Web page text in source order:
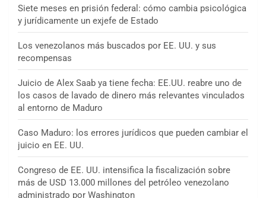
Siete meses en prisión federal: cómo cambia psicológica
y jurídicamente un exjefe de Estado
Los venezolanos más buscados por EE. UU. y sus
recompensas
Juicio de Alex Saab ya tiene fecha: EE.UU. reabre uno de
los casos de lavado de dinero más relevantes vinculados
al entorno de Maduro
Caso Maduro: los errores jurídicos que pueden cambiar el
juicio en EE. UU.
Congreso de EE. UU. intensifica la fiscalización sobre
más de USD 13.000 millones del petróleo venezolano
administrado por Washington